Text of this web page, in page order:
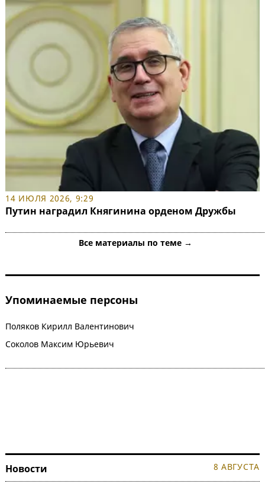
14 ИЮЛЯ 2026, 9:29
Путин наградил Княгинина орденом Дружбы
Все материалы по теме →
Упоминаемые персоны
Поляков Кирилл Валентинович
Соколов Максим Юрьевич
Новости 8 АВГУСТА